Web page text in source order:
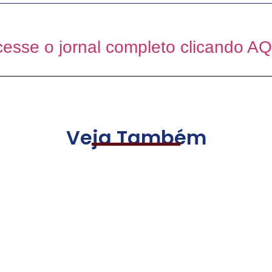
o jornal completo clicando
Veja Também